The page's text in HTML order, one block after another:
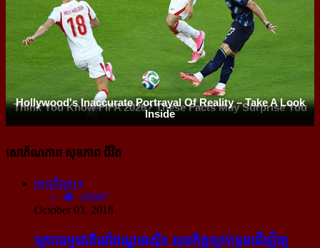
សោភ័ណភាព សុខភាព ជីវិត
អានពិស្ដារ
26007
October 03, 2018
គ្រោះធម្មជាតិនៅឥណ្ឌូនេស៊ី៖ សុខចិត្ត​ស្លាប់​ខ្លួន​ដើម្បី​ឲ្យ​